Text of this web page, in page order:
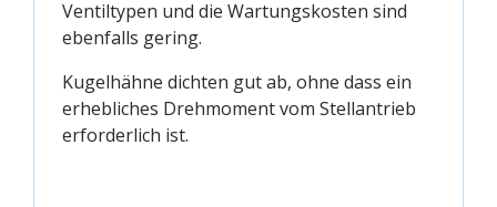
Ventiltypen und die Wartungskosten sind
ebenfalls gering.
Kugelhähne dichten gut ab, ohne dass ein
erhebliches Drehmoment vom Stellantrieb
erforderlich ist.